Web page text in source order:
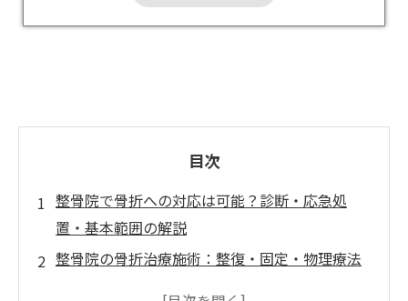
目次
整骨院で骨折への対応は可能？診断・応急処
置・基本範囲の解説
整骨院の骨折治療施術：整復・固定・物理療法